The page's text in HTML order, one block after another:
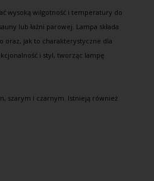
wysoką wilgotność i temperatury do
lub łaźni parowej. Lampa składa
oraz, jak to charakterystyczne dla
i styl, tworząc lampę
szarym i czarnym. Istnieją również